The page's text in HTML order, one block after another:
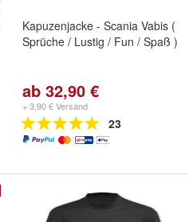
Kapuzenjacke - Scania Vabis (
Sprüche / Lustig / Fun / Spaß )
ab 32,90 €
+ 3,90 € Versand
23